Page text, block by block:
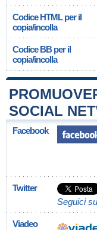
Codice HTML per il
copia/incolla
Codice BB per il
copia/incolla
SOCIAL
Facebook
Twitter
Seguici
Viadeo